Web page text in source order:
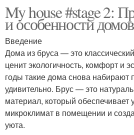
My house #stage 2:
и особенности
Введение
Дома из бруса — это
ценит экологичность, комфорт и
годы такие дома снова набирают
удивительно. Брус — это
материал, который обеспечивает
микроклимат в помещении и
уюта.